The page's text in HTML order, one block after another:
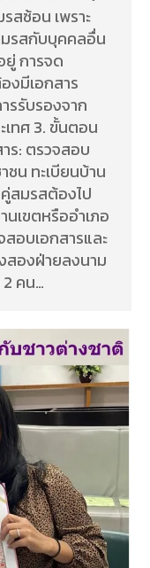
สซ้อน เพราะ
รสกับบุคคลอื่น
การจด
งมีเอกสาร
รรับรองจาก
เทศ 3. ขั้นตอน
ร: ตรวจสอบ
ชน ทะเบียนบ้าน
สมรสต้องไป
เขตหรืออำเภอ
อบเอกสารและ
องฝ่ายลงนาม
คน…